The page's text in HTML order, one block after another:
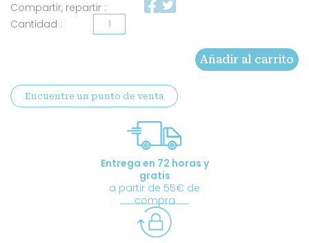
Compartir, repartir :
Aceite
para
el
Añadir al carrito
Encuentre un punto de venta
Entrega en 72 horas y
gratis
a partir de 55€ de
compra